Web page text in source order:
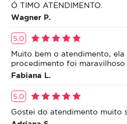
Ó TIMO ATENDIMENTO.
Wagner P.
5.0
Muito bem o atendimento,
procedimento foi maravilhoso
Fabiana L.
5.0
Gostei do atendimento muito